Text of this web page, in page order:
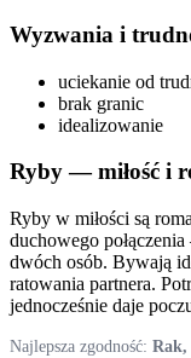
Wyzwania i
uciekanie od
brak granic
idealizowanie
Ryby— miłość i
Ryby w miłości są
duchowego
dwóch osób. Bywają
ratowania partnera.
jednocześnie daje
Najlepsza zgodność: Rak,